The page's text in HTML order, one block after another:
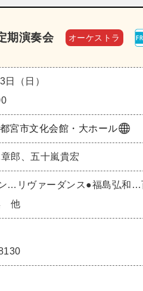
期演奏会 オーケストラ
（日）
宮市文化会館・大ホール
郎、五十嵐貴宏
…リヴァーダンス●福島弘和…
他